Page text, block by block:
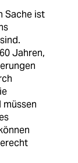
Sache ist
Jahren,